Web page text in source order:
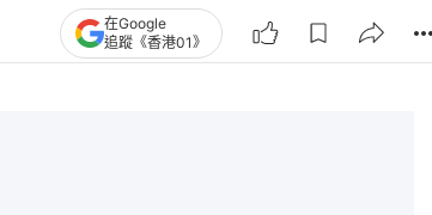
在Google
追蹤《香港01》